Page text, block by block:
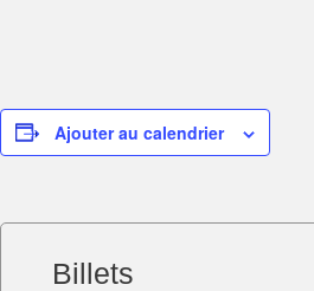
Ajouter au calendrier
Billets